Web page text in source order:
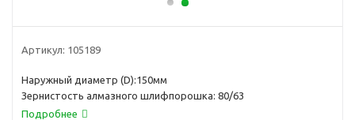
Артикул: 105189
Наружный диаметр (D):150мм
Зернистость алмазного шлифпорошка: 80/63
Подробнее